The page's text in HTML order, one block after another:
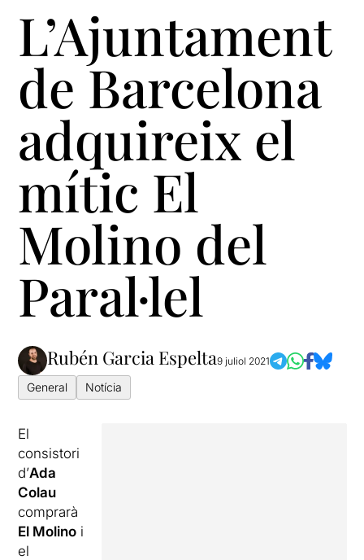
L’Ajuntament
de Barcelona
adquireix el
mític El
Molino del
Paral·lel
Rubén Garcia Espelta9 juliol 2021
General Notícia
El
consistori
d’Ada
Colau
comprarà
El Molino i
el